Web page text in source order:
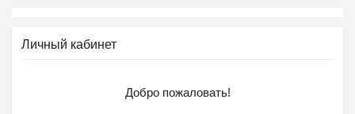
Личный кабинет
Добро пожаловать!